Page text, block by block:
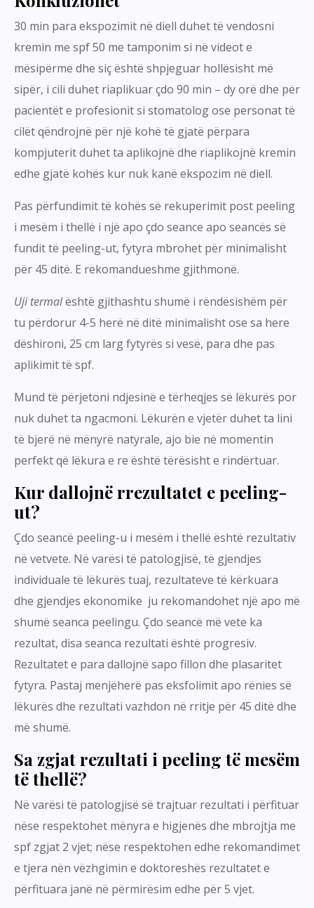
30 min para ekspozimit në diell duhet të vendosni
kremin me spf 50 me tamponim si në videot e
mësipërme dhe siç është shpjeguar hollësisht më
sipër, i cili duhet riaplikuar çdo 90 min – dy orë dhe për
pacientët e profesionit si stomatolog ose personat të
cilët qëndrojnë për një kohë të gjatë përpara
kompjuterit duhet ta aplikojnë dhe riaplikojnë kremin
edhe gjatë kohës kur nuk kanë ekspozim në diell.
Pas përfundimit të kohës së rekuperimit post peeling
i mesëm i thellë i një apo çdo seance apo seancës së
fundit të peeling-ut, fytyra mbrohet për minimalisht
për 45 ditë. E rekomandueshme gjithmonë.
Uji termalështë gjithashtu shumë i rëndësishëm për
tu përdorur 4-5 herë në ditë minimalisht ose sa here
dëshironi, 25 cm larg fytyrës si vesë, para dhe pas
aplikimit të spf.
Mund të përjetoni ndjesinë e tërheqjes së lëkurës por
nuk duhet ta ngacmoni. Lëkurën e vjetër duhet ta lini
të bjerë në mënyrë natyrale, ajo bie në momentin
perfekt që lëkura e re është tërësisht e rindërtuar.
Kur dallojnë rrezultatet e peeling-
ut?
Çdo seancë peeling-u i mesëm i thellë është rezultativ
në vetvete. Në varësi të patologjisë, të gjendjes
individuale të lëkurës tuaj, rezultateve të kërkuara
dhe gjendjes ekonomike ju rekomandohet një apo më
shumë seanca peelingu. Çdo seancë më vete ka
rezultat, disa seanca rezultati është progresiv.
Rezultatet e para dallojnë sapo fillon dhe plasaritet
fytyra. Pastaj menjëherë pas eksfolimit apo rënies së
lëkurës dhe rezultati vazhdon në rritje për 45 ditë dhe
më shumë.
Sa zgjat rezultati i peeling të mesëm
të thellë?
Në varësi të patologjisë së trajtuar rezultati i përfituar
nëse respektohet mënyra e higjenës dhe mbrojtja me
spf zgjat 2 vjet; nëse respektohen edhe rekomandimet
e tjera nën vëzhgimin e doktoreshës rezultatet e
përfituara janë në përmirësim edhe për 5 vjet.